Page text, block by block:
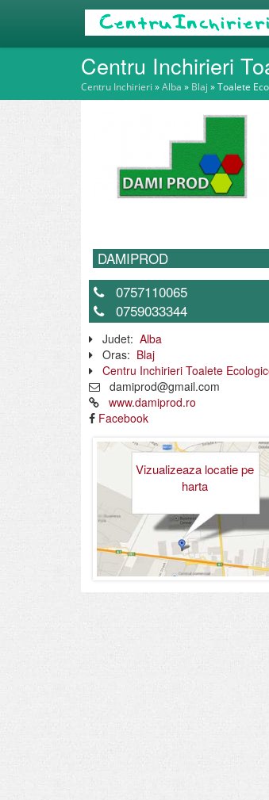
Centru Inchirieri
Centru Inchirieri »Alba » Blaj »Toalete
DAMIPROD
0757110065
0759033344
Judet: Alba
Oras: Blaj
Centru Inchirieri Toalete
damiprod@gmail.com
www.damiprod.ro
Facebook
Vizualizeaza locatie pe
harta